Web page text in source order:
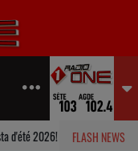
FLASH NEWS
d'été 2026!